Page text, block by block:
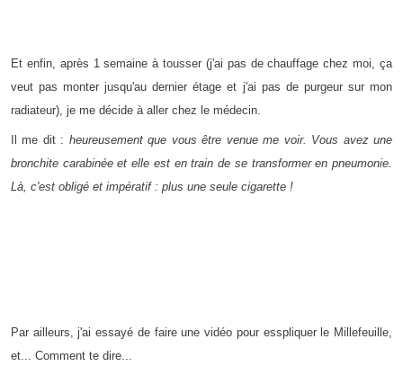
Et enfin, après 1 semaine à tousser (j'ai pas de chauffage chez moi, ça
veut pas monter jusqu'au dernier étage et j'ai pas de purgeur sur mon
radiateur), je me décide à aller chez le médecin.
Il me dit : heureusement que vous être venue me voir. Vous avez une
bronchite carabinée et elle est en train de se transformer en pneumonie.
Là, c'est obligé et impératif : plus une seule cigarette !
Par ailleurs, j'ai essayé de faire une vidéo pour esspliquer le Millefeuille,
et... Comment te dire...